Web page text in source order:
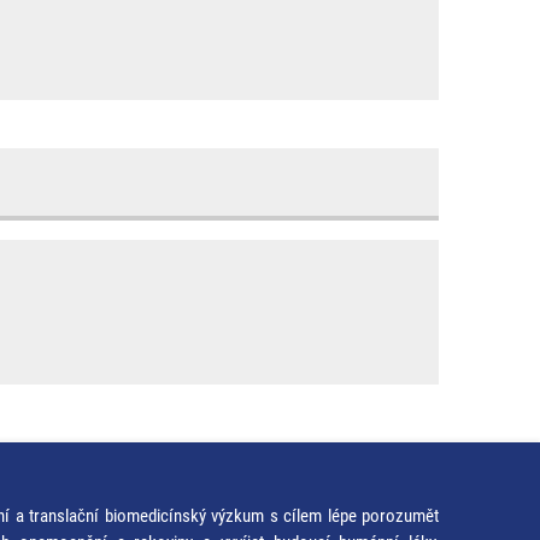
a translační biomedicínský výzkum s cílem lépe porozumět